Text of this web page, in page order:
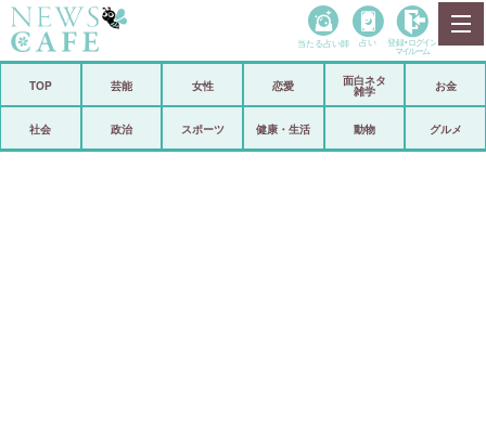
政治
当たる占い師 占い 登録• ログイン
マイルーム
TOP 芸能 女性 恋愛
面白ネタ
雑学
お金
社会 政治 スポーツ 健康・生活 動物 グルメ